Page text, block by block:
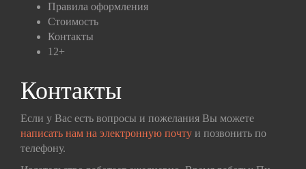
Правила оформления
Стоимость
Контакты
12+
Контакты
Если у Вас есть вопросы и пожелания Вы можете
написать нам на электронную почту и позвонить по
телефону.